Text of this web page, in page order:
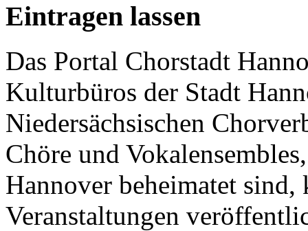
Eintragen lassen
Das Portal Chorstadt
Kulturbüros der Stadt
Niedersächsischen
Chöre und
Hannover beheimatet sind,
Veranstaltungen